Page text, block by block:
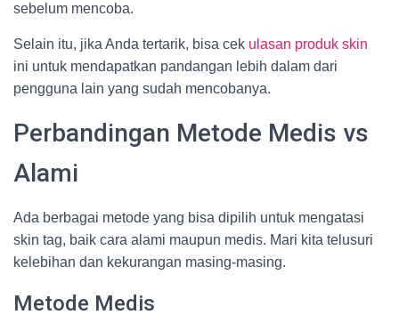
sebelum mencoba.
Selain itu, jika Anda tertarik, bisa cek ulasan produk skin
ini untuk mendapatkan pandangan lebih dalam dari
pengguna lain yang sudah mencobanya.
Perbandingan Metode Medis vs
Alami
Ada berbagai metode yang bisa dipilih untuk mengatasi
skin tag, baik cara alami maupun medis. Mari kita telusuri
kelebihan dan kekurangan masing-masing.
Metode Medis